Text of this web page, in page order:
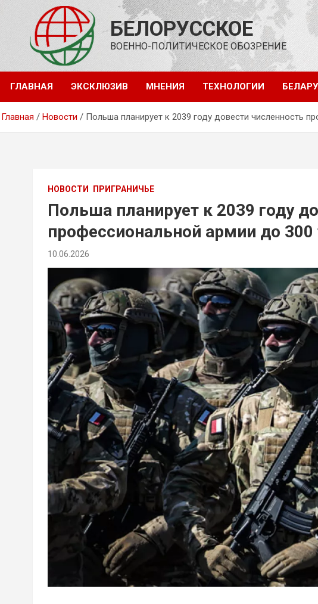
содержимому
БЕЛОРУССКОЕ
ВОЕННО-ПОЛИТИЧЕСКОЕ ОБОЗРЕНИЕ
ГЛАВНАЯ ЭКСКЛЮЗИВ МНЕНИЯ ТЕХНОЛОГИИ
Главная Новости Польша планирует к 2039 году довести численность
НОВОСТИ ПРИГРАНИЧЬЕ
Польша планирует к 2039 году
профессиональной армии до
10.06.2026